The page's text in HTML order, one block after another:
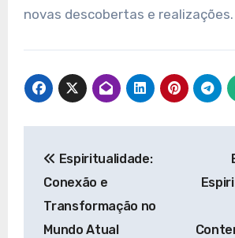
novas descobertas e realizações.
de
Post
Espiritualidade:
Conexão e
Transformação no
Mundo Atual